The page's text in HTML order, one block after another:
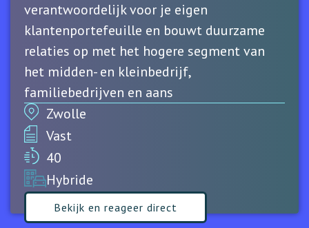
verantwoordelijk voor je eigen
klantenportefeuille en bouwt duurzame
relaties op met het hogere segment van
het midden- en kleinbedrijf,
familiebedrijven en aans
Zwolle
Vast
40
Hybride
Bekijk en reageer direct